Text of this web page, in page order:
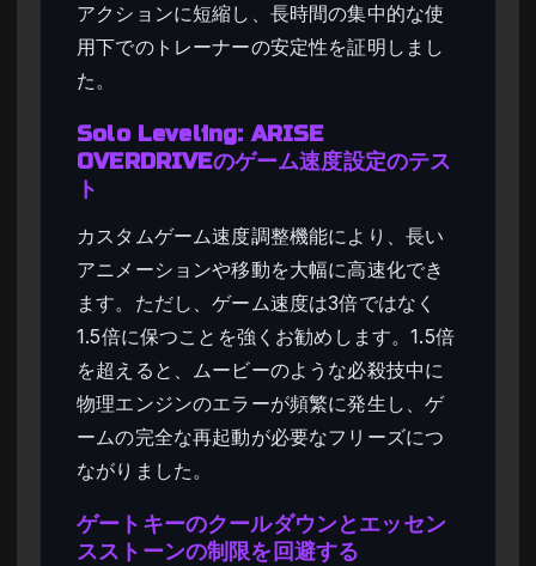
アクションに短縮し、長時間の集中的な使
用下でのトレーナーの安定性を証明しまし
た。
Solo Leveling: ARISE
OVERDRIVEのゲーム速度設定のテス
ト
カスタムゲーム速度調整機能により、長い
アニメーションや移動を大幅に高速化でき
ます。ただし、ゲーム速度は3倍ではなく
1.5倍に保つことを強くお勧めします。1.5倍
を超えると、ムービーのような必殺技中に
物理エンジンのエラーが頻繁に発生し、ゲ
ームの完全な再起動が必要なフリーズにつ
ながりました。
ゲートキーのクールダウンとエッセン
スストーンの制限を回避する